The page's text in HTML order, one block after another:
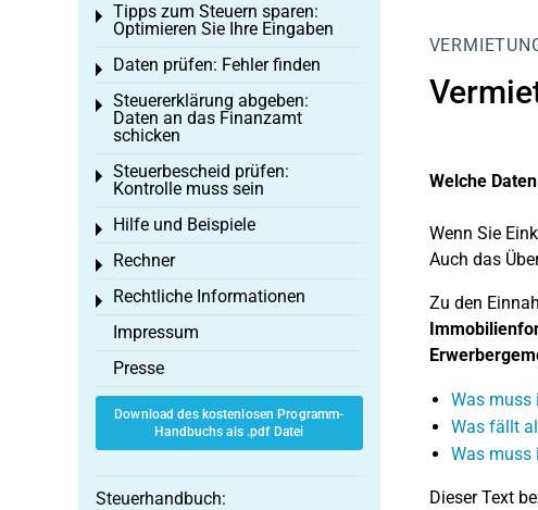
Welche
Wenn Sie
Auch das
Zu den
Was muss
Was fällt
Was muss
Dieser Text
Tipps zum Steuern sparen:
Optimieren Sie Ihre Eingaben
Toggle menu
Daten prüfen: Fehler finden
Toggle menu
Steuererklärung abgeben:
Daten an das Finanzamt
schicken
Toggle menu
Steuerbescheid prüfen:
Kontrolle muss sein
Toggle menu
Hilfe und Beispiele
Toggle menu
Rechner
Toggle menu
Rechtliche Informationen
Toggle menu
Impressum
Presse
Download des kostenlosen Programm-
Handbuchs als .pdf Datei
Steuerhandbuch: